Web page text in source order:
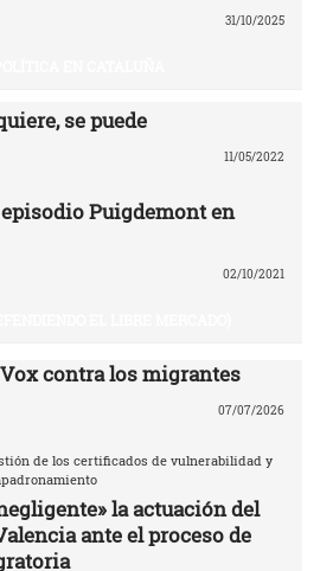
31/10/2025
se puede
11/05/2022
Puigdemont en
02/10/2021
contra los migrantes
07/07/2026
de los certificados de vulnerabilidad y
la actuación del
ante el proceso de